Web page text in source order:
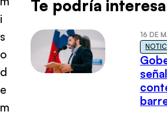
i
s
o
d
e
m
Te podría
16 DE